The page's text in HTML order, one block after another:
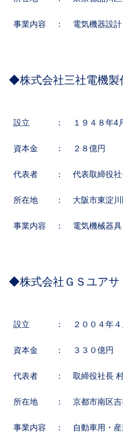
事業内容 ： 電気機器設
◆株式会社三社電機製
設立 ： １９４８年4
資本金 ： ２８億円
代表者 ： 代表取締役
所在地 ： 大阪市東淀
事業内容 ： 電気機械器
◆株式会社ＧＳユアサ
設立 ： ２００４年４
資本金 ： ３３０億円
代表者 ： 取締役社長
所在地 ： 京都市南区
事業内容 ： 自動車用・